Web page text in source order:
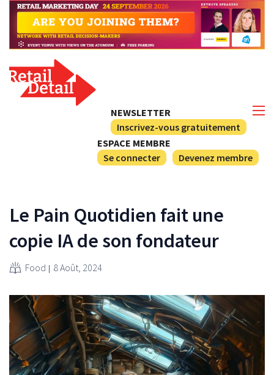
NEWSLETTER
Inscrivez-vous gratuitement
ESPACE MEMBRE
Se connecter
Devenez membre
Le Pain Quotidien fait une
copie IA de son fondateur
Food 8 Août, 2024